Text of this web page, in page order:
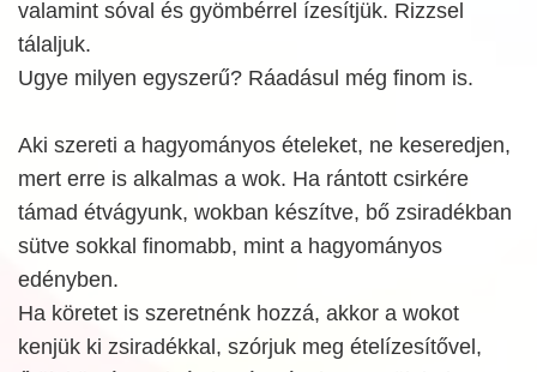
valamint sóval és gyömbérrel ízesítjük. Rizzsel
tálaljuk.
Ugye milyen egyszerű? Ráadásul még finom is.
Aki szereti a hagyományos ételeket, ne keseredjen,
mert erre is alkalmas a wok. Ha rántott csirkére
támad étvágyunk, wokban készítve, bő zsiradékban
sütve sokkal finomabb, mint a hagyományos
edényben.
Ha köretet is szeretnénk hozzá, akkor a wokot
kenjük ki zsiradékkal, szórjuk meg ételízesítővel,